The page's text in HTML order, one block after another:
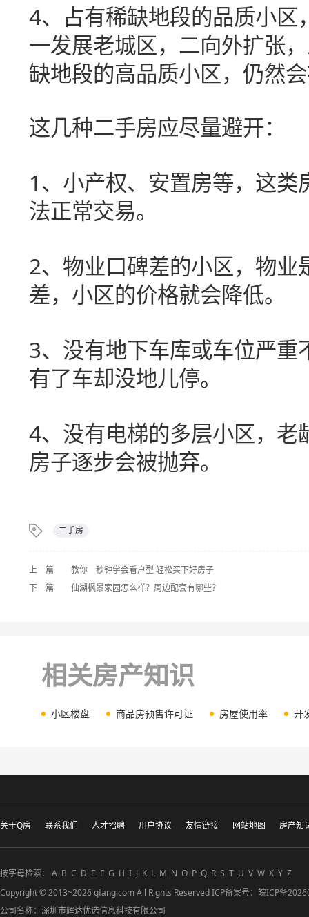
4、占有稀缺地段的品质小
一发展老城区，二向外扩张
缺地段的高品质小区，仍然
这几种二手房应尽量避开：
1 、小产权、安置房等，这
法正常交易。
2、物业口碑差的小区，物
差，小区的价格就会降低。
3、没有地下车库或车位严
有了车却没地儿停。
4、没有电梯的多层小区，
房子逐步会被抛弃。
二手房
上一篇
教你一秒钟学会看户型 轻松买下好房子
下一篇
仙湖枫景家园怎么样？周边配套有哪些？
相关房产知识
小区楼盘 商品房预售许可证 房屋使用率 开
关于Q房 联系我们 人才招聘 用户协议 友情链接 网站地图 房产知
按字母检索： A B C D E F G H I J K L M N O P Q R S T U V W X Y Z
Copyright © 2013~2026 qfang.com All Rights Reserved ICP备案号： 皖ICP备
公司名称：深圳市辉达优选信息科技有限公司